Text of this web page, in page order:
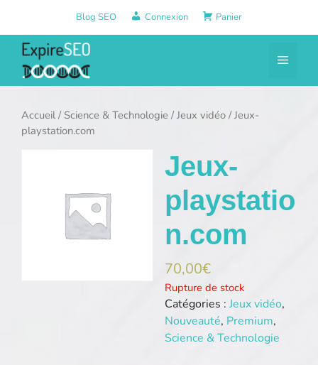
contenu
Blog SEO Connexion Panier
Menu
Accueil/ Science & Technologie /Jeux vidéo / Jeux-
playstation.com
Jeux-
playstatio
n.com
70,00€
Rupture de stock
Catégories : Jeux vidéo,
Nouveauté, Premium,
Science & Technologie